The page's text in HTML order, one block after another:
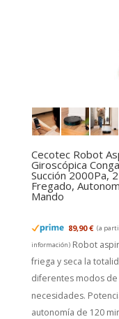
Cecotec Robot
Giroscópica
Succión 2000Pa,
Fregado,
Mando
89,90 € (a
información) Robot
friega y seca la
diferentes modos
necesidades.
autonomía de 120